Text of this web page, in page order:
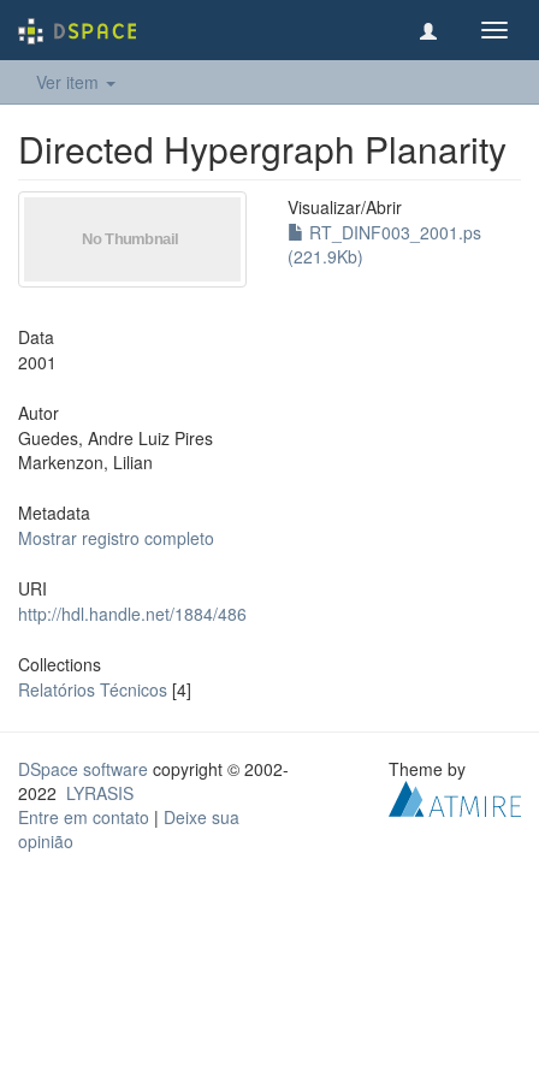
Ver item
Directed Hypergraph Planarity
Visualizar/Abrir
RT_DINF003_2001.ps
(221.9Kb)
Data
2001
Autor
Guedes, Andre Luiz Pires
Markenzon, Lilian
Metadata
Mostrar registro completo
URI
http://hdl.handle.net/1884/486
Collections
Relatórios Técnicos [4]
DSpace software copyright © 2002-
2022 LYRASIS
Entre em contato | Deixe sua
opinião
Theme by